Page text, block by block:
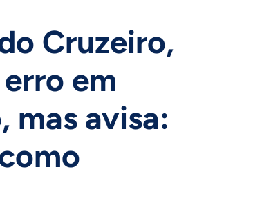
Cruzeiro,
em
mas avisa: